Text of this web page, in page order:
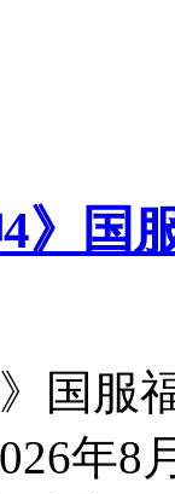
4》国
》国
年8